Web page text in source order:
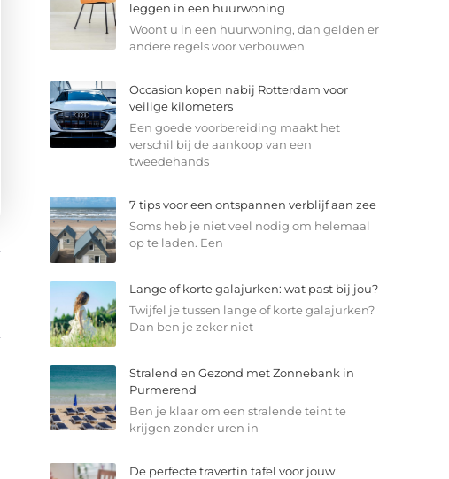
leggen in een huurwoning
Woont u in een huurwoning, dan gelden er
andere regels voor verbouwen
Occasion kopen nabij Rotterdam voor
veilige kilometers
Een goede voorbereiding maakt het
verschil bij de aankoop van een
tweedehands
7 tips voor een ontspannen verblijf aan zee
Soms heb je niet veel nodig om helemaal
op te laden. Een
Lange of korte galajurken: wat past bij jou?
Twijfel je tussen lange of korte galajurken?
Dan ben je zeker niet
Stralend en Gezond met Zonnebank in
Purmerend
Ben je klaar om een stralende teint te
krijgen zonder uren in
De perfecte travertin tafel voor jouw